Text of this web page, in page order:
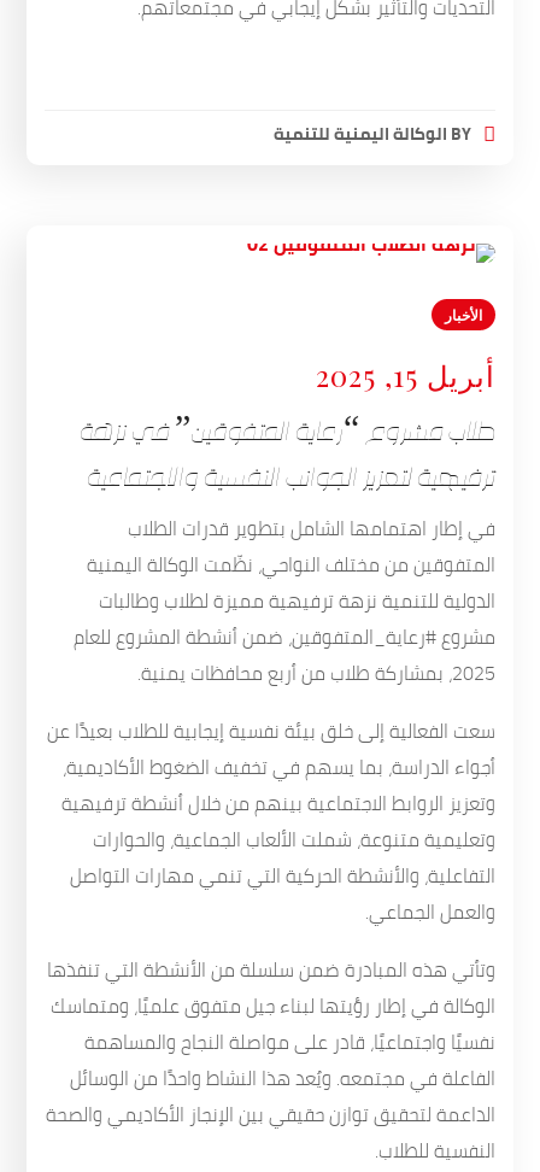
التحديات والتأثير بشكل إيجابي في مجتمعاتهم.
BYالوكالة اليمنية للتنمية
الأخبار
أبريل 15, 2025
طلاب مشروع “رعاية المتفوقين” في نزهة
ترفيهية لتعزيز الجوانب النفسية والاجتماعية
في إطار اهتمامها الشامل بتطوير قدرات الطلاب
المتفوقين من مختلف النواحي، نظّمت الوكالة اليمنية
الدولية للتنمية نزهة ترفيهية مميزة لطلاب وطالبات
مشروع #رعاية_المتفوقين، ضمن أنشطة المشروع للعام
2025، بمشاركة طلاب من أربع محافظات يمنية.
سعت الفعالية إلى خلق بيئة نفسية إيجابية للطلاب بعيدًا عن
أجواء الدراسة، بما يسهم في تخفيف الضغوط الأكاديمية،
وتعزيز الروابط الاجتماعية بينهم من خلال أنشطة ترفيهية
وتعليمية متنوعة، شملت الألعاب الجماعية، والحوارات
التفاعلية، والأنشطة الحركية التي تنمي مهارات التواصل
والعمل الجماعي.
وتأتي هذه المبادرة ضمن سلسلة من الأنشطة التي تنفذها
الوكالة في إطار رؤيتها لبناء جيل متفوق علميًا، ومتماسك
نفسيًا واجتماعيًا، قادر على مواصلة النجاح والمساهمة
الفاعلة في مجتمعه. ويُعد هذا النشاط واحدًا من الوسائل
الداعمة لتحقيق توازن حقيقي بين الإنجاز الأكاديمي والصحة
النفسية للطلاب.